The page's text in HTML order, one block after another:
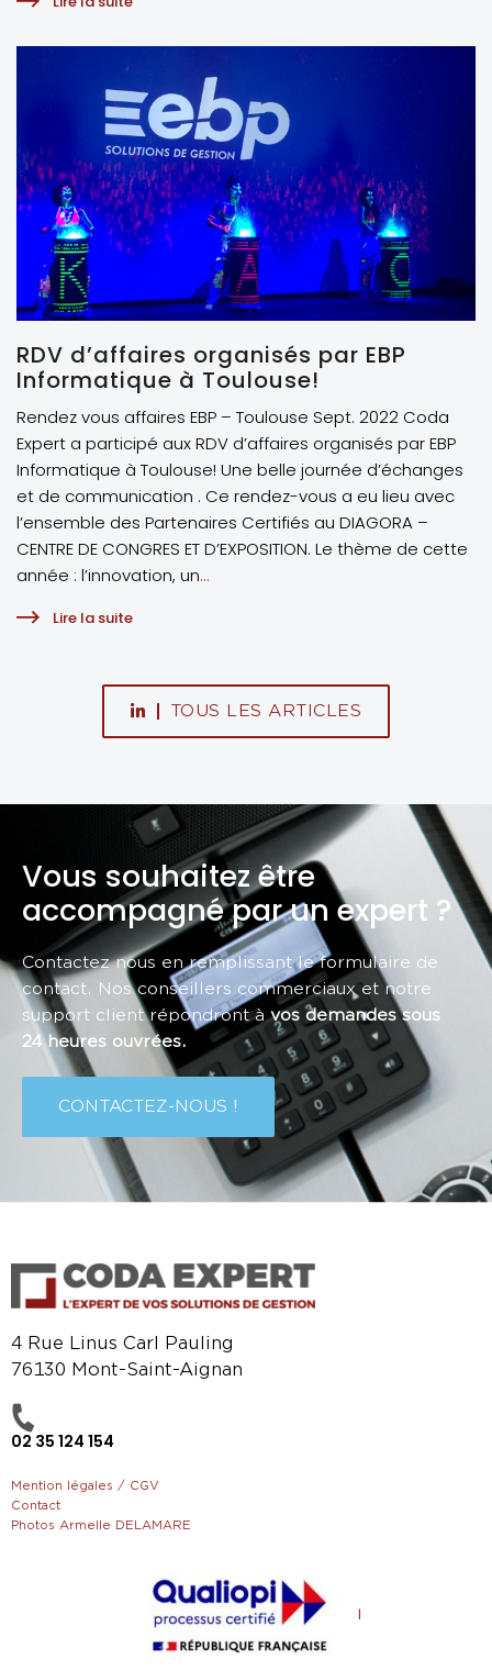
RDV d’affaires organisés par EBP
Informatique à Toulouse!
Rendez vous affaires EBP – Toulouse Sept. 2022 Coda
Expert a participé aux RDV d’affaires organisés par EBP
Informatique à Toulouse! Une belle journée d’échanges
et de communication . Ce rendez-vous a eu lieu avec
l’ensemble des Partenaires Certifiés au DIAGORA –
CENTRE DE CONGRES ET D’EXPOSITION. Le thème de cette
année : l’innovation, un...
Lire la suite
TOUS LES ARTICLES
Vous souhaitez être
accompagné par un expert ?
Contactez nous en remplissant le formulaire de
contact. Nos conseillers commerciaux et notre
support client répondront àvos demandes sous
24 heures ouvrées.
CONTACTEZ-NOUS !
4 Rue Linus Carl Pauling
76130 Mont-Saint-Aignan
02 35 124 154
Mention légales / CGV
Contact
Photos Armelle DELAMARE